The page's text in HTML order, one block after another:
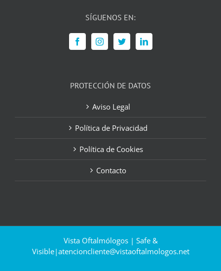
SÍGUENOS EN:
PROTECCIÓN DE DATOS
Aviso Legal
Política de Privacidad
Política de Cookies
Contacto
Vista Oftalmólogos | Safe &
Visible|atencioncliente@vistaoftalmologos.net